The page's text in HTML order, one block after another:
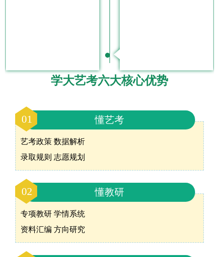
学大艺考六大核心优势
01 懂艺考
艺考政策 数据解析
录取规则 志愿规划
02 懂教研
专项教研 学情系统
资料汇编 方向研究